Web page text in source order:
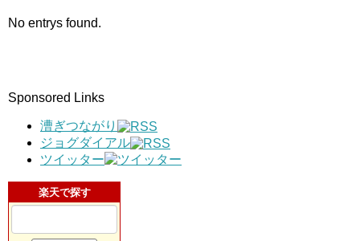
No entrys found.
Sponsored Links
漕ぎつながり
ジョグダイアル
ツイッター
楽天で探す